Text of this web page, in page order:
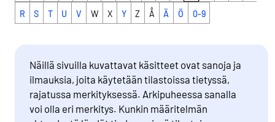
R S T U V W X Y Z Å Ä Ö 0-9
Näillä sivuilla kuvattavat käsitteet ovat sanoja ja
ilmauksia, joita käytetään tilastoissa tietyssä,
rajatussa merkityksessä. Arkipuheessa sanalla
voi olla eri merkitys. Kunkin määritelmän